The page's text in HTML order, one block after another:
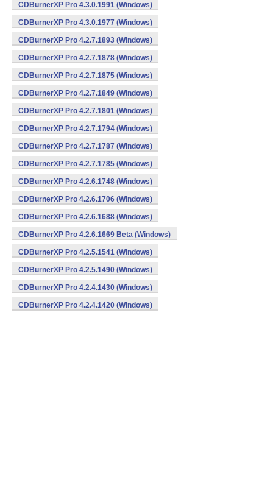
CDBurnerXP Pro 4.3.0.1991 (Windows)
CDBurnerXP Pro 4.3.0.1977 (Windows)
CDBurnerXP Pro 4.2.7.1893 (Windows)
CDBurnerXP Pro 4.2.7.1878 (Windows)
CDBurnerXP Pro 4.2.7.1875 (Windows)
CDBurnerXP Pro 4.2.7.1849 (Windows)
CDBurnerXP Pro 4.2.7.1801 (Windows)
CDBurnerXP Pro 4.2.7.1794 (Windows)
CDBurnerXP Pro 4.2.7.1787 (Windows)
CDBurnerXP Pro 4.2.7.1785 (Windows)
CDBurnerXP Pro 4.2.6.1748 (Windows)
CDBurnerXP Pro 4.2.6.1706 (Windows)
CDBurnerXP Pro 4.2.6.1688 (Windows)
CDBurnerXP Pro 4.2.6.1669 Beta (Windows)
CDBurnerXP Pro 4.2.5.1541 (Windows)
CDBurnerXP Pro 4.2.5.1490 (Windows)
CDBurnerXP Pro 4.2.4.1430 (Windows)
CDBurnerXP Pro 4.2.4.1420 (Windows)